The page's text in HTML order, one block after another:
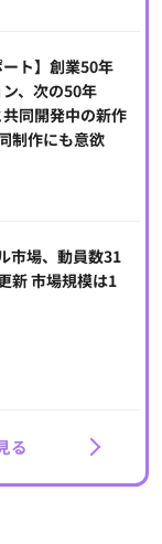
ート】創業50年
、次の50年
同開発中の新作
制作にも意欲
市場、動員数31
新 市場規模は1
る